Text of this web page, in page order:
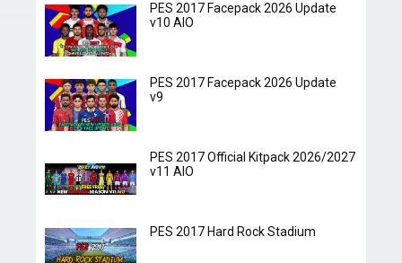
PES 2017 Facepack 2026 Update
v10 AIO
PES 2017 Facepack 2026 Update
v9
PES 2017 Official Kitpack 2026/2027
v11 AIO
PES 2017 Hard Rock Stadium